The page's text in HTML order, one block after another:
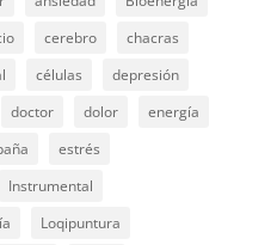
cerebro
chacras
células
depresión
doctor dolor
energía
estrés
Instrumental
Loqipuntura